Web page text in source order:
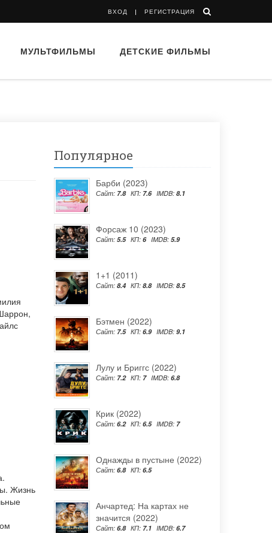
ВХОД РЕГИСТРАЦИЯ
МУЛЬТФИЛЬМЫ ДЕТСКИЕ ФИЛЬМЫ
,
Жизнь
Популярное
Барби (2023)
Сайт: 7.8 КП: 7.6 IMDB: 8.1
Форсаж 10 (2023)
Сайт: 5.5 КП: 6 IMDB: 5.9
1+1 (2011)
Сайт: 8.4 КП: 8.8 IMDB: 8.5
Бэтмен (2022)
Сайт: 7.5 КП: 6.9 IMDB: 9.1
Лулу и Бриггс (2022)
Сайт: 7.2 КП: 7 IMDB: 6.8
Крик (2022)
Сайт: 6.2 КП: 6.5 IMDB: 7
Однажды в пустыне (2022)
Сайт: 6.8 КП: 6.5
Анчартед: На картах не
значится (2022)
Сайт: 6.8 КП: 7.1 IMDB: 6.7